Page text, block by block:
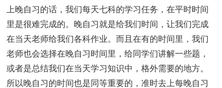
上晚自习的话，我们每天七科的学习任务，在平时时间
里是很难完成的。晚自习就是给我们时间，让我们完成
在当天老师给我们各科作业。而且在有的时间里，我们
老师也会选择在晚自习时间里，给同学们讲解一些题，
或者是总结我们在当天学习知识中，格外需要的地方。
所以晚自习的时间也是同等重要的，准时去上每晚自习